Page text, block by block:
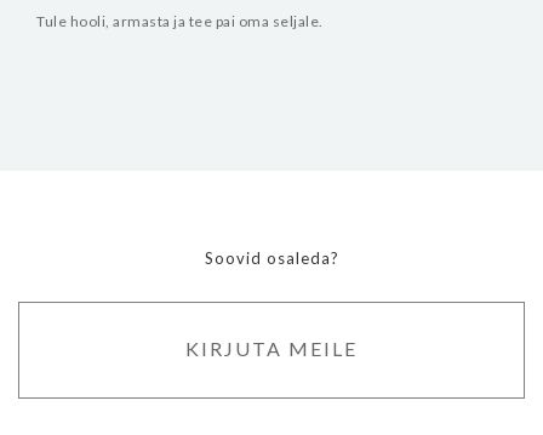
Tule hooli, armasta ja tee pai oma seljale.
Soovid osaleda?
KIRJUTA MEILE